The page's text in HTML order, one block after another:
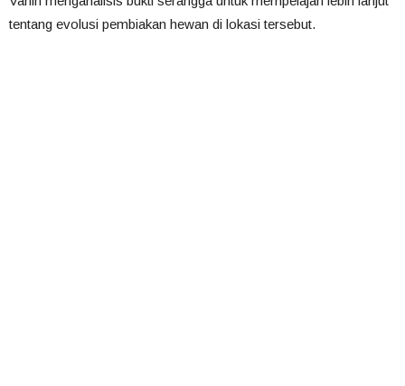
tentang evolusi pembiakan hewan di lokasi tersebut.